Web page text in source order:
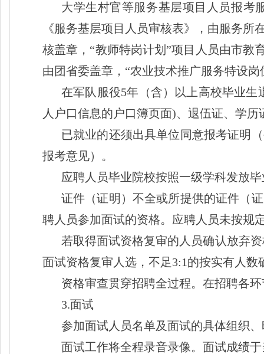
大学生村官等服务基层项目人员报考
《服务基层项目人员审核表》，由服务
核盖章， “教师特岗计划”项目人员由市教
由团省委盖章，“农业技术推广服务特设
在军队服役5年（含）以上高校毕业
人户口信息的户口簿页面)、退伍证、学
已就业的还须出具单位同意报考证明
报考意见）。
应聘人员毕业院校按照一级学科发放
证件（证明）不全或所提供的证件（
聘人员参加面试的资格。应聘人员未按规
若取得面试资格复审的人员确认放弃
面试资格复审人选，不足3:1的按实有人数
资格审查贯穿招聘全过程。在招聘各
3.面试
参加面试人员名单及面试的具体组织
面试工作将全程录音录像。面试成绩